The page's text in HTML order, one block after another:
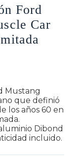
Ford
Car
Mustang
que definió
los años 60 en
Dibond
incluido.